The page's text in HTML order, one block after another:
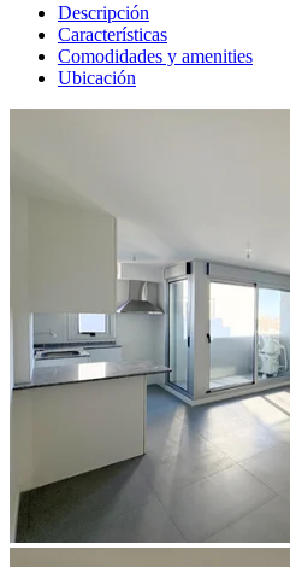
Descripción
Características
Comodidades y amenities
Ubicación